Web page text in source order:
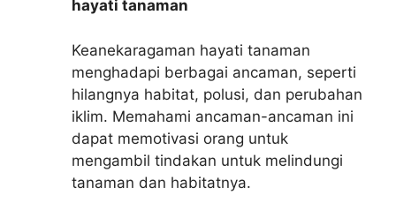
hayati tanaman
Keanekaragaman hayati tanaman
menghadapi berbagai ancaman, seperti
hilangnya habitat, polusi, dan perubahan
iklim. Memahami ancaman-ancaman ini
dapat memotivasi orang untuk
mengambil tindakan untuk melindungi
tanaman dan habitatnya.